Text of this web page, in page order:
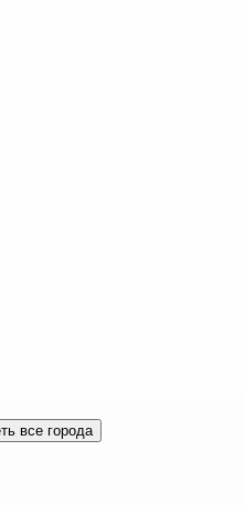
все города